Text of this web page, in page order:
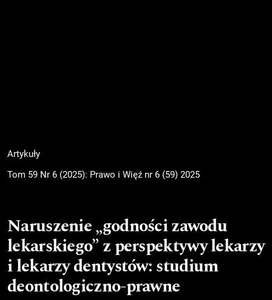
Artykuły
Tom 59 Nr 6 (2025): Prawo i Więź nr 6 (59) 2025
Naruszenie „godności zawodu
lekarskiego” z perspektywy lekarzy
i lekarzy dentystów: studium
deontologiczno-prawne